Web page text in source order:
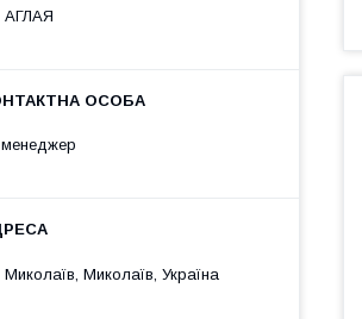
АГЛАЯ
менеджер
Миколаїв, Миколаїв, Україна